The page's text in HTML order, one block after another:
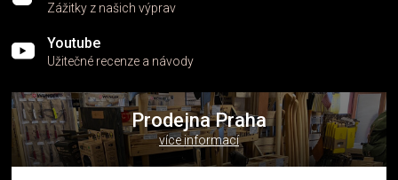
Zážitky z našich výprav
Youtube
Užitečné recenze a návody
Prodejna Praha
více informací